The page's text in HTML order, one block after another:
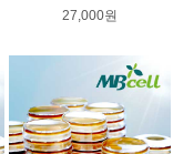
27,000원